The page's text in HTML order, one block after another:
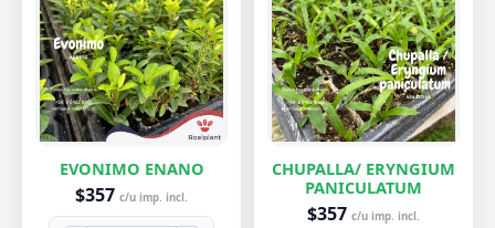
EVONIMO ENANO
$357 c/u imp. incl.
CHUPALLA/ ERYNGIUM
PANICULATUM
$357 c/u imp. incl.